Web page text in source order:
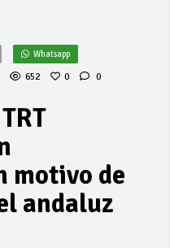
Whatsapp
652 0 0
motivo de
andaluz